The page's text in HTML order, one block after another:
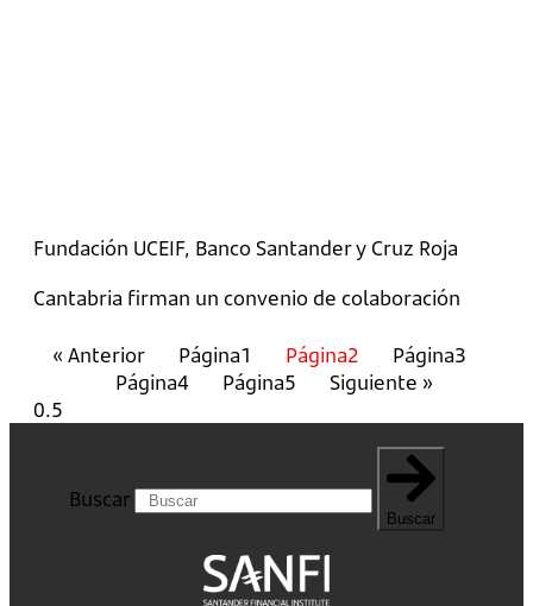
Fundación UCEIF, Banco Santander y Cruz Roja
Cantabria firman un convenio de colaboración
« Anterior Página1 Página2 Página3
Página4 Página5 Siguiente »
Buscar
Buscar